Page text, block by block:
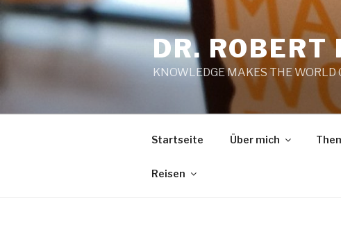
Zum
Inhalt
springen
DR. ROBERT
KNOWLEDGE MAKES THE WORLD
Startseite Über mich
Reisen